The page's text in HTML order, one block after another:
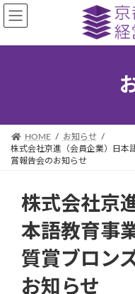
コ
ン
ッ
ナ
ビ
移
HOME
お知らせ
株式会社京進（会員企業）日本
賞報告会のお知らせ
株式会社京
本語教育事
質賞ブロン
お知らせ